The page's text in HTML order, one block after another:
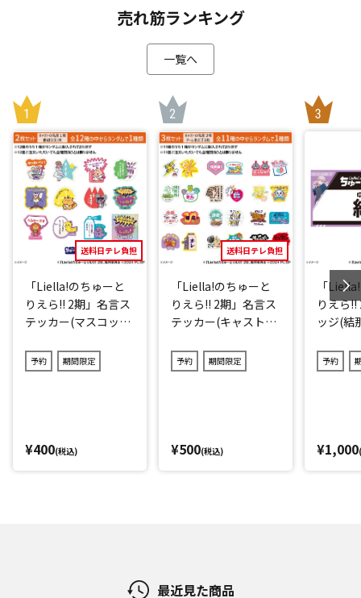
売れ筋ランキング
一覧へ
送料日テレ負担
「Liella!のちゅーと
りえら!! 2期」名言ス
テッカー(マスコット
(ランダム12種)
予約 期間限定
¥400(税込)
送料日テレ負担
「Liella!のちゅーと
りえら!! 2期」名言ス
テッカー(キャストve
ム11種)
予約 期間限定
¥500(税込)
「
りえら
ッジ(結
予約
¥1,000
最近見た商品